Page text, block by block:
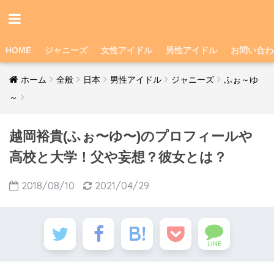
HOME ジャニーズ 女性アイドル 男性アイドル お問い合
ホーム 全般 日本 男性アイドル ジャニーズ
ふぉ～ゆ
～
越岡裕貴(ふぉ〜ゆ〜)のプロフィールや
高校と大学！父や妄想？彼女とは？
2018/08/10 2021/04/29
LINE